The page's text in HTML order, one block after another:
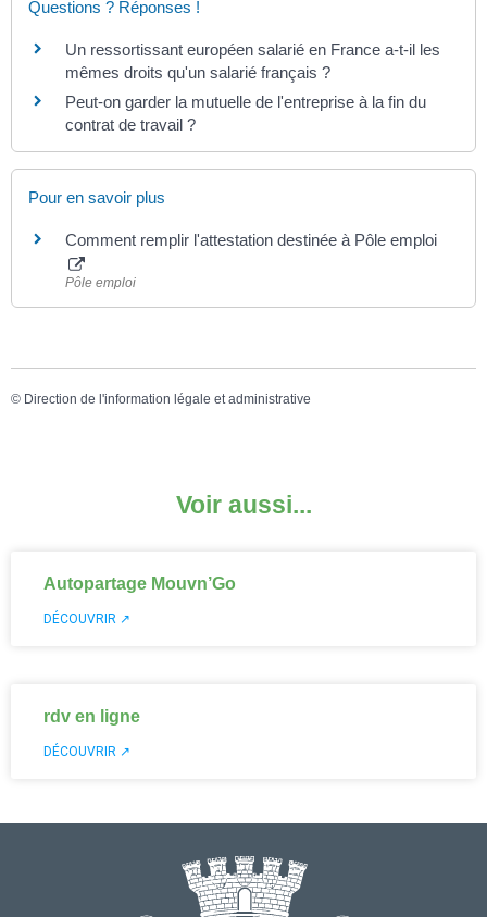
Questions ? Réponses !
Un ressortissant européen salarié en France a-t-il les
mêmes droits qu'un salarié français ?
Peut-on garder la mutuelle de l'entreprise à la fin du
contrat de travail ?
Pour en savoir plus
Comment remplir l'attestation destinée à Pôle emploi
Pôle emploi
© Direction de l'information légale et administrative
Voir aussi...
Autopartage Mouvn’Go
DÉCOUVRIR ↗
rdv en ligne
DÉCOUVRIR ↗